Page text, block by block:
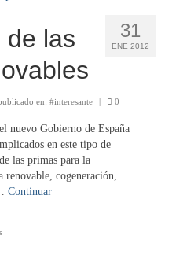
31
ENE 2012
de las
en: #interesante 0
nuevo Gobierno de España
en este tipo de
las primas para la
renovable, cogeneración,
Continuar